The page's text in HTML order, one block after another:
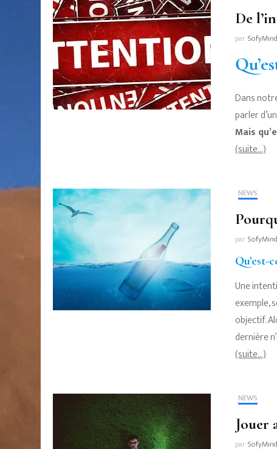
De
par
Dans
parler
Mais
(suite…)
NEWS
par
Qu’est-
Une
exemple,
objectif.
dernière
(suite…)
NEWS
Jouer
par